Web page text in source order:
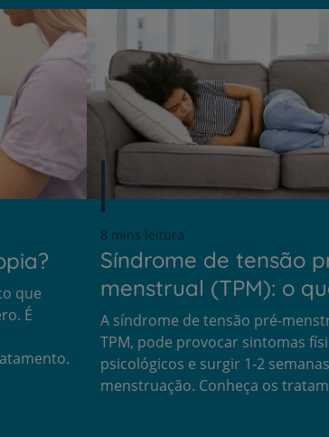
Prevenção e
Grandes Áreas da
Serviços CUF
Plano +CUF
My CUF
que
É
8 mins leitura
Síndrome de tensão
menstrual (TPM): o
A síndrome de tensão pré-
TPM, pode provocar sintomas
psicológicos e surgir 1-2
menstruação. Conheça os